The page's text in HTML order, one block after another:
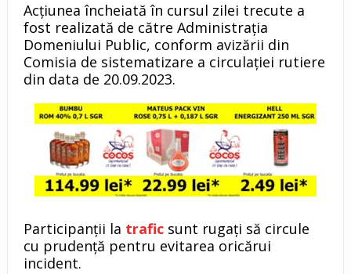
Acţiunea încheiată în cursul zilei trecute a
fost realizată de către Administraţia
Domeniului Public, conform avizării din
Comisia de sistematizare a circulației rutiere
din data de 20.09.2023.
Participanţii la traficsunt rugaţi să circule
cu prudenţă pentru evitarea oricărui
incident.